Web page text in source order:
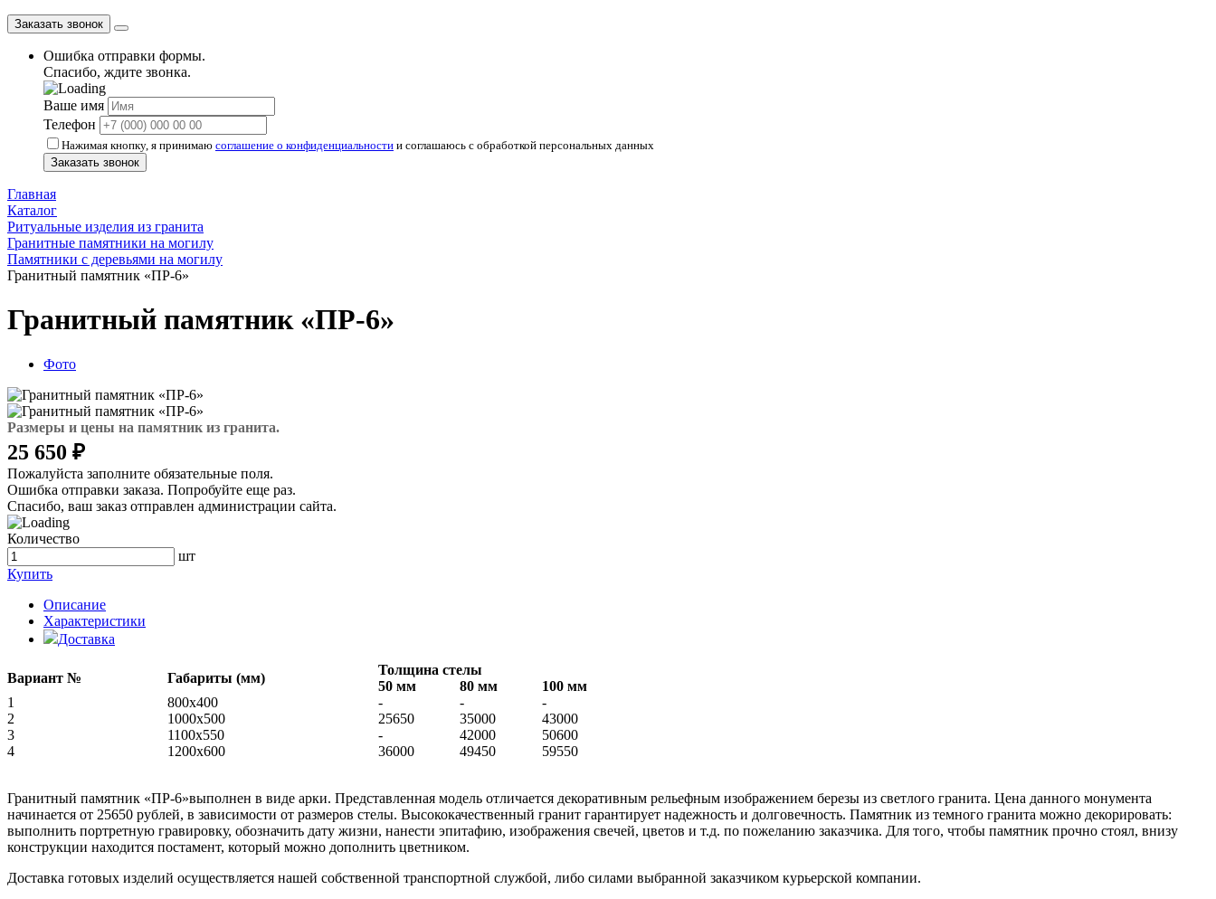
Заказать звонок
Ошибка отправки формы.
Спасибо, ждите звонка.
Ваше имя
Телефон
Нажимая кнопку, я принимаю соглашение о конфиденциальности и соглашаюсь с обработкой персональных данных
Заказать звонок
Главная
Каталог
Ритуальные изделия из гранита
Гранитные памятники на могилу
Памятники с деревьями на могилу
Гранитный памятник «ПР-6»
Гранитный памятник «ПР-6»
Фото
Размеры и цены на памятник из гранита.
25 650 ₽
Пожалуйста заполните обязательные поля.
Ошибка отправки заказа. Попробуйте еще раз.
Спасибо, ваш заказ отправлен администрации сайта.
Количество
шт
Купить
Описание
Характеристики
Доставка
Вариант № Габариты (мм)
Толщина стелы
50 мм
80 мм
100 мм
1
800x400 - -
-
2
1000х500 25650 35000
43000
3
1100х550 - 42000
50600
4
1200х600 36000 49450 59550
Гранитный памятник «ПР-6»выполнен в виде арки. Представленная модель отличается декоративным рельефным изображением березы из светлого гранита. Цена данного монумента
начинается от 25650 рублей, в зависимости от размеров стелы. Высококачественный гранит гарантирует надежность и долговечность. Памятник из темного гранита можно декорировать:
выполнить портретную гравировку, обозначить дату жизни, нанести эпитафию, изображения свечей, цветов и т.д. по пожеланию заказчика. Для того, чтобы памятник прочно стоял, внизу
конструкции находится постамент, который можно дополнить цветником.
Доставка готовых изделий осуществляется нашей собственной транспортной службой, либо силами выбранной заказчиком курьерской компании.